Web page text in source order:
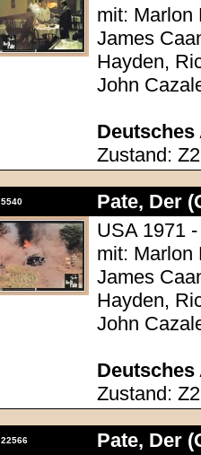
mit: Marlon
James
Hayden,
John
Deutsches
Zustand: Z2
5540
Pate, Der
USA 1971
mit: Marlon
James
Hayden,
John
Deutsches
Zustand: Z2
22566
Pate, Der